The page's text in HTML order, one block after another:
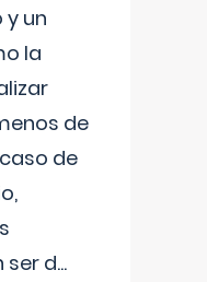
un
la
de
de
ser d...